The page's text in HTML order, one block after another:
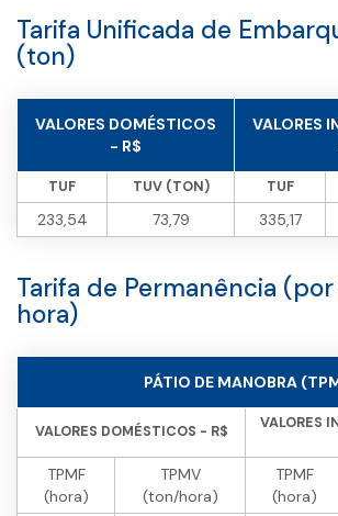
Tarifa Unificada de
(ton)
VALORES DOMÉSTICOS
- R$
VALORES
TUF TUV (TON) TUF
233,54 73,79 335,17
Tarifa de Permanência
hora)
PÁTIO DE MANOBRA
VALORES DOMÉSTICOS - R$
VALORES
TPMF
(hora)
TPMV
(ton/hora)
TPMF
(hora)